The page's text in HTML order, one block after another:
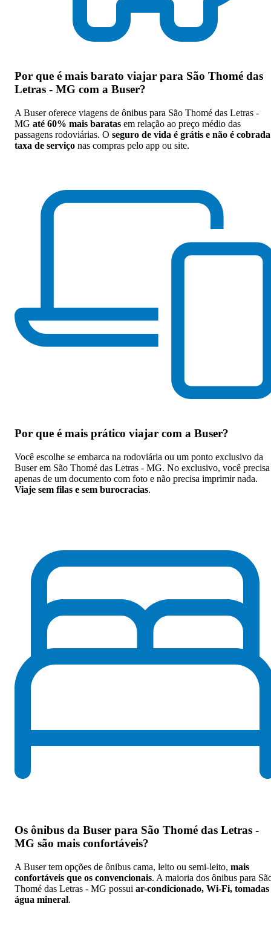
Por que é mais barato viajar para São Thomé das
Letras - MG com a Buser?
A Buser oferece viagens de ônibus para São Thomé das Letras -
MG até 60% mais baratas em relação ao preço médio das
passagens rodoviárias. O seguro de vida é grátis e não é cobrada
taxa de serviço nas compras pelo app ou site.
Por que é mais prático viajar com a Buser?
Você escolhe se embarca na rodoviária ou um ponto exclusivo da
Buser em São Thomé das Letras - MG. No exclusivo, você precisa
apenas de um documento com foto e não precisa imprimir nada.
Viaje sem filas e sem burocracias.
Os ônibus da Buser para São Thomé das Letras -
MG são mais confortáveis?
A Buser tem opções de ônibus cama, leito ou semi-leito, mais
confortáveis que os convencionais. A maioria dos ônibus para
Thomé das Letras - MG possui ar-condicionado, Wi-Fi, tomadas
água mineral.